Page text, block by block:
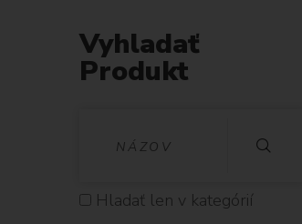
t
Vyhladať
Produkt
H Hladať len v kategórií